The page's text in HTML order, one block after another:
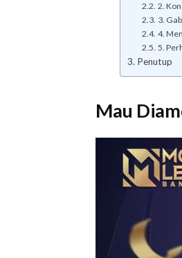
2.
3.
4.
5.
Penutup
Mau